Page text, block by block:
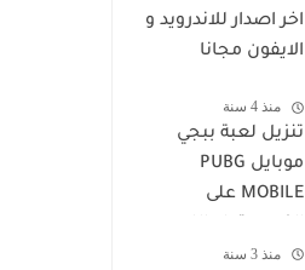
اخر اصدار للاندرويد و
الايفون مجانا
منذ 4 سنة
تنزيل لعبة ببجي
موبايل PUBG
MOBILE على
توب مجانا
منذ 3 سنة